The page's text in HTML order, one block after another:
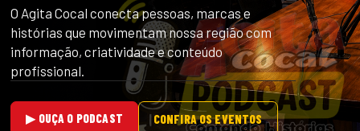
O Agita Cocal conecta pessoas, marcas e
histórias que movimentam nossa região com
informação, criatividade e conteúdo
profissional.
▶ OUÇA O PODCAST CONFIRA OS EVENTOS